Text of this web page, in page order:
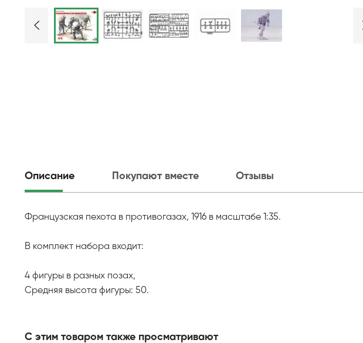
Описание Покупают вместе Отзывы
Французская пехота в противогазах, 1916 в масштабе 1:35.
В комплект набора входит:
4 фигуры в разных позах,
Средняя высота фигуры: 50.
С этим товаром также просматривают